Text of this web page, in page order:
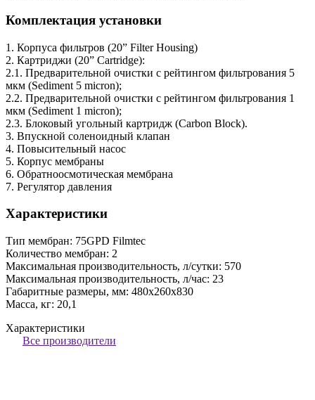
Комплектация установки
1. Корпуса фильтров (20” Filter Housing)
2. Картриджи (20” Cartridge):
2.1. Предварительной очистки с рейтингом фильтрования 5
мкм (Sediment 5 micron);
2.2. Предварительной очистки с рейтингом фильтрования 1
мкм (Sediment 1 micron);
2.3. Блоковый угольный картридж (Carbon Block).
3. Впускной соленоидный клапан
4. Повысительный насос
5. Корпус мембраны
6. Обратноосмотическая мембрана
7. Регулятор давления
Характеристики
Тип мембран: 75GPD Filmtec
Количество мембран: 2
Максимальная производительность, л/сутки: 570
Максимальная производительность, л/час: 23
Габаритные размеры, мм: 480х260х830
Масса, кг: 20,1
Характеристики
Все производители